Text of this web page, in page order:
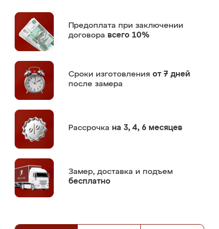
Предоплата при заключении
договора всего 10%
Сроки изготовления от 7 дней
после замера
Рассрочка на 3, 4, 6 месяцев
Замер, доставка и подъем
бесплатно